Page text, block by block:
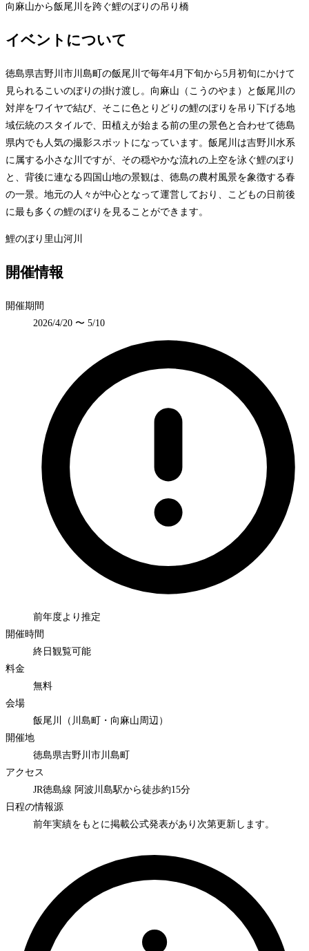
向麻山から飯尾川を跨ぐ鯉のぼりの吊り橋
イベントについて
徳島県吉野川市川島町の飯尾川で毎年4月下旬から5月初旬にかけて
見られるこいのぼりの掛け渡し。向麻山（こうのやま）と飯尾川の
対岸をワイヤで結び、そこに色とりどりの鯉のぼりを吊り下げる地
域伝統のスタイルで、田植えが始まる前の里の景色と合わせて徳島
県内でも人気の撮影スポットになっています。飯尾川は吉野川水系
に属する小さな川ですが、その穏やかな流れの上空を泳ぐ鯉のぼり
と、背後に連なる四国山地の景観は、徳島の農村風景を象徴する春
の一景。地元の人々が中心となって運営しており、こどもの日前後
に最も多くの鯉のぼりを見ることができます。
鯉のぼり 里山河川
開催情報
開催期間
2026/4/20 〜 5/10
前年度より推定
開催時間
終日観覧可能
料金
無料
会場
飯尾川（川島町・向麻山周辺）
開催地
徳島県吉野川市川島町
アクセス
JR徳島線 阿波川島駅から徒歩約15分
日程の情報源
前年実績をもとに掲載公式発表があり次第更新します。